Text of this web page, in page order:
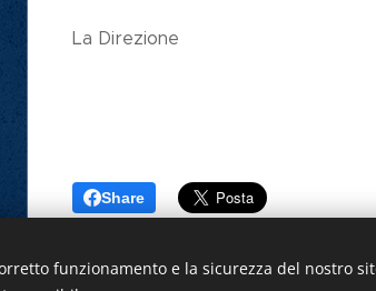
La Direzione
Share
funzionamento e la sicurezza del nostro